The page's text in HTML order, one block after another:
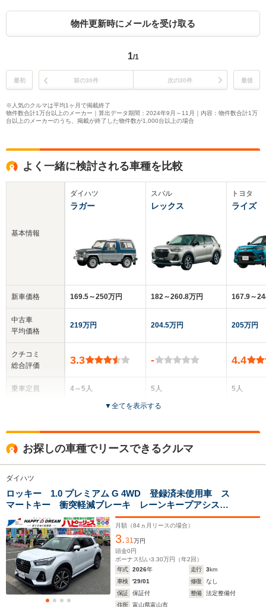
物件更新時にメールを受け取る
1/1
最初 前の30件 次の30件 最後
※人気のクルマは平均1ヶ月で掲載終了
物件数合計1万台以上のメーカー｜算出データ期間：2024年9月～11月｜内容：物件数合計1万
台以上のメーカーのうち、掲載が終了した物件数が1,000台以上の場合
よく一緒に検討される車種を比較
基本情報
新車価格
中古車
平均価格
クチコミ
総合評価
乗車定員
サイズ
ダイハツ
ラガー
169.5～250万円
219万円
3.3
4～5人
全高
1.83m～1.92m
全幅
1.58m～1.78m
3.66m～4.1m
ホイールベース
スバル
レックス
182～260.8万円
204.5万円
-
5人
5ドア
1.62m
全幅
1.7m
4m
ホイールベース
17.4～28.0km/L
トヨタ
ライズ
167.9～
205万円
4.4
5人
▼全てを表示する
お探しの車種でリースできるクルマ
ダイハツ
ロッキー 1.0 プレミアム G 4WD 登録済未使用車 ス
マートキー 衝突軽減ブレーキ レーンキープアシス
ト オートライト ADB オートエアコン シートヒー
ター ACC ステアリングスイッチ ワイパーデアイサ
ー フォグライト前後 純正17インチAW
月額（84ヵ月リースの場合）
3.31万円
頭金0 円
ボーナス払い3.30万円（年2回）
年式
2026年 走行 3km
車検
'29/01 修復
なし
保証
保証付 整備
法定整備付
住所
富山県富山市